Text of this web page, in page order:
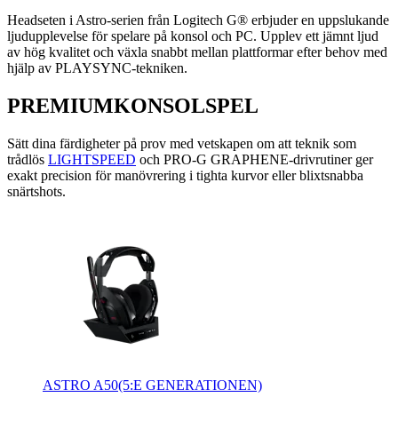
Headseten i Astro-serien från Logitech G® erbjuder en uppslukande
ljudupplevelse för spelare på konsol och PC. Upplev ett jämnt ljud
av hög kvalitet och växla snabbt mellan plattformar efter behov med
hjälp av PLAYSYNC-tekniken.
PREMIUMKONSOLSPEL
Sätt dina färdigheter på prov med vetskapen om att teknik som
trådlös LIGHTSPEED och PRO-G GRAPHENE-drivrutiner ger
exakt precision för manövrering i tighta kurvor eller blixtsnabba
snärtshots.
ASTRO A50(5:E GENERATIONEN)